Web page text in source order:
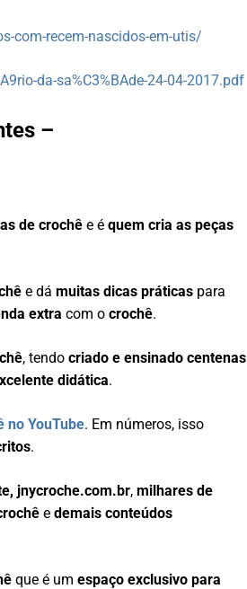
com-recem-nascidos-em-utis/
da-sa%C3%BAde-24-04-2017.pdf
–
de crochê e équem cria as peças
e dámuitas dicas práticas para
extra com ocrochê.
, tendocriado e ensinado centenas
didática.
no YouTube. Em números, isso
.
jnycroche.com.br,milhares de
e demais conteúdos
que é umespaço exclusivo para